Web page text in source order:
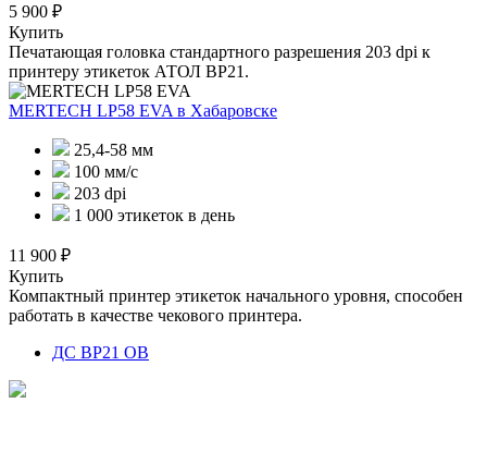
5 900 ₽
Купить
Печатающая головка стандартного разрешения 203 dpi к
принтеру этикеток АТОЛ BP21.
MERTECH LP58 EVA в Хабаровске
25,4-58 мм
100 мм/с
203 dpi
1 000 этикеток в день
11 900 ₽
Купить
Компактный принтер этикеток начального уровня, способен
работать в качестве чекового принтера.
ДС BP21 ОВ